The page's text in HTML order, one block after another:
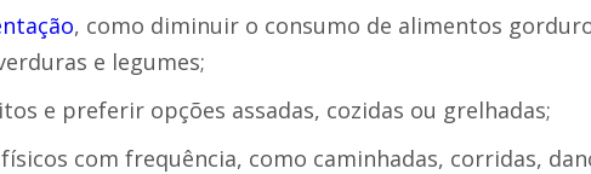
, como diminuir o consumo de alimentos
e legumes;
e preferir opções assadas, cozidas ou grelhadas;
com frequência, como caminhadas, corridas,